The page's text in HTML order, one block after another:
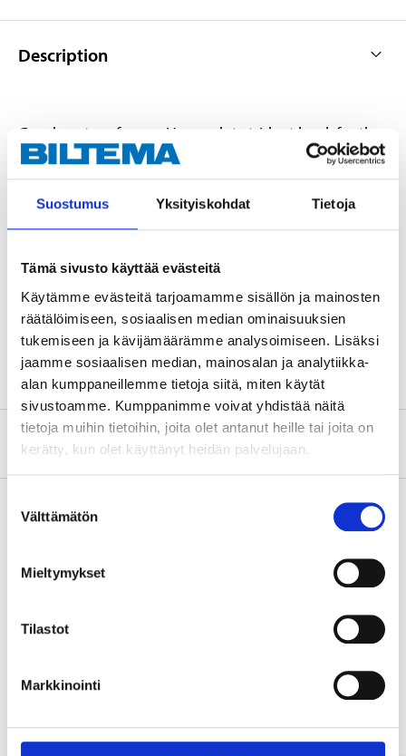
Suostumus Yksityiskohdat Tietoja
Tämä sivusto käyttää evästeitä
Käytämme evästeitä tarjoamamme sisällön ja mainosten
räätälöimiseen, sosiaalisen median ominaisuuksien
tukemiseen ja kävijämäärämme analysoimiseen. Lisäksi
jaamme sosiaalisen median, mainosalan ja analytiikka-
alan kumppaneillemme tietoja siitä, miten käytät
sivustoamme. Kumppanimme voivat yhdistää näitä
tietoja muihin tietoihin, joita olet antanut heille tai joita on
kerätty, kun olet käyttänyt heidän palvelujaan.
valinta
Välttämätön
Mieltymykset
Tilastot
Markkinointi
Description
Good centre of mass. Heavy-duty trident hook for the
heaviest catches. Silver holographic pattern.
Technical specifications
Length
20 cm
Type of fishing
Sea fishing
About the manufacturer
Pay & Collect in your local store within 2 hours!
Other customers also bought